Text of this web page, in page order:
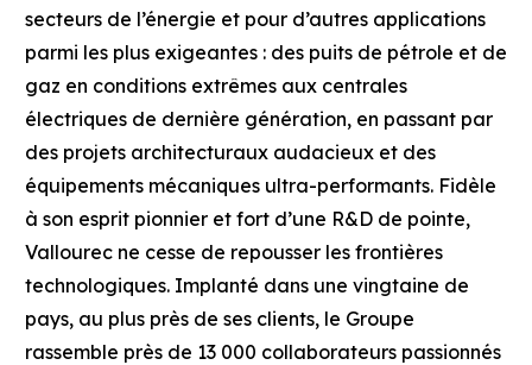
secteurs de l’énergie et pour d’autres applications
parmi les plus exigeantes : des puits de pétrole et de
gaz en conditions extrêmes aux centrales
électriques de dernière génération, en passant par
des projets architecturaux audacieux et des
équipements mécaniques ultra-performants. Fidèle
à son esprit pionnier et fort d’une R&D de pointe,
Vallourec ne cesse de repousser les frontières
technologiques. Implanté dans une vingtaine de
pays, au plus près de ses clients, le Groupe
rassemble près de 13 000 collaborateurs passionnés